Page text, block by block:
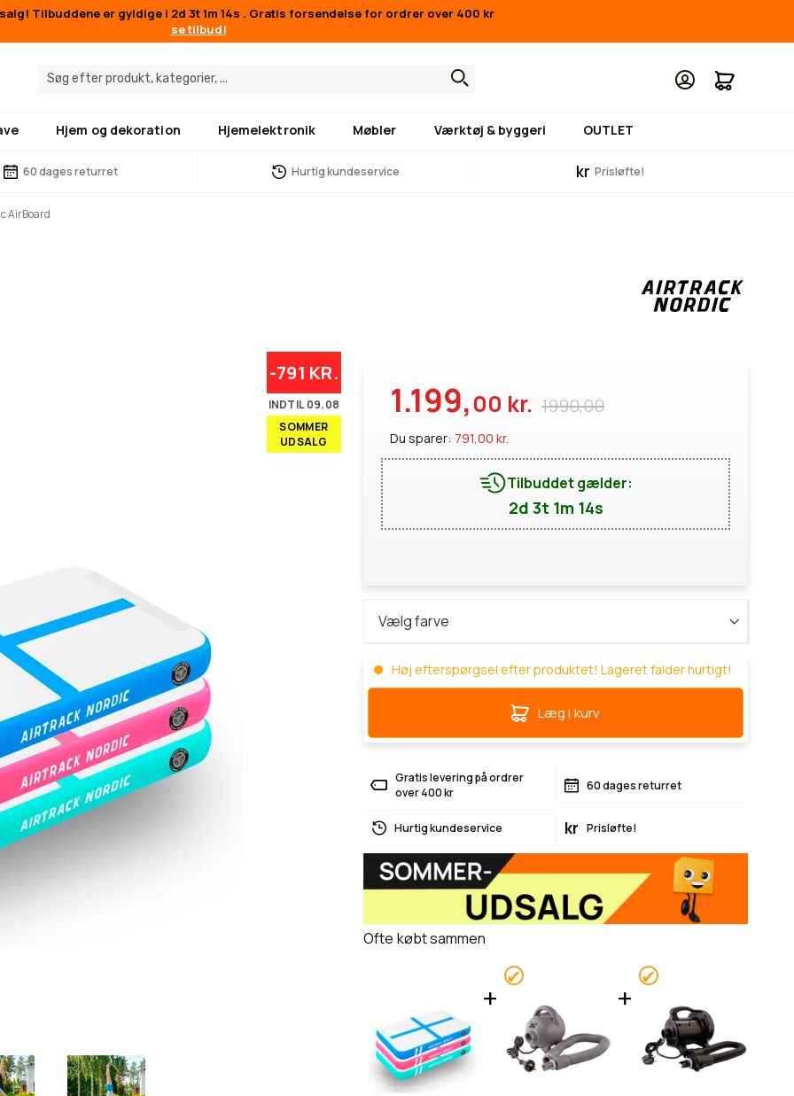
Tilbuddene er gyldige i 2d 3t 1m 14s . Gratis forsendelse for ordrer over 400 kr
se tilbud!
Min
Hjem og dekoration Hjemelektronik Møbler Værktøj & byggeri OUTLET
60 dages returret Hurtig kundeservice kr Prisløfte!
AirBoard
-791 KR.
INDTIL 09.08
SOMMER
UDSALG
1990,00
1.199,00 kr.
Du sparer: 791,00 kr.
Tilbuddet gælder:
2d 3t 1m 14s
Høj efterspørgsel efter produktet! Lageret falder hurtigt!
Læg i kurv
Gratis levering på ordrer
over 400 kr
60 dages returret
Hurtig kundeservice kr Prisløfte!
Ofte købt sammen